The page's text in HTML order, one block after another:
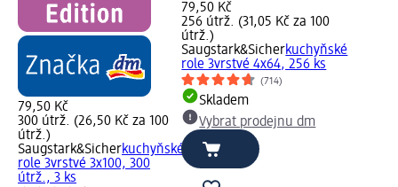
79,50 Kč
300 útrž. (26,50 Kč za 100
útrž.)
Saugstark&Sicherkuchyňské
role 3vrstvé 3x100, 300
útrž., 3 ks
79,50 Kč
256 útrž. (31,05 Kč za 100
útrž.)
Saugstark&Sicherkuchyňské
role 3vrstvé 4x64, 256 ks
(714)
Skladem
Vybrat prodejnu dm